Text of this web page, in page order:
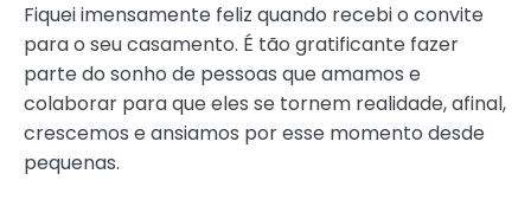
Fiquei imensamente feliz quando recebi o convite
para o seu casamento. É tão gratificante fazer
parte do sonho de pessoas que amamos e
colaborar para que eles se tornem realidade, afinal,
crescemos e ansiamos por esse momento desde
pequenas.